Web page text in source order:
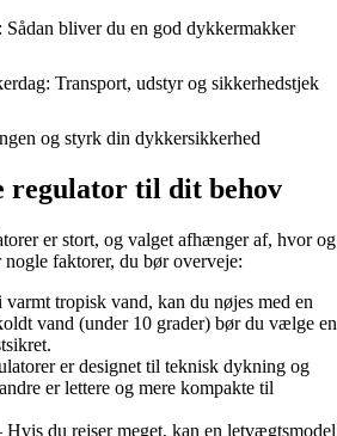
bliver du en god dykker­makker
Transport, udstyr og sikkerhedstjek
og styrk din dykkersikkerhed
regulator til dit behov
er stort, og valget afhænger af, hvor og
faktorer, du bør overveje:
tropisk vand, kan du nøjes med en
vand (under 10 grader) bør du vælge en
er designet til teknisk dykning og
er lettere og mere kompakte til
Hvis du rejser meget, kan en letvægtsmodel